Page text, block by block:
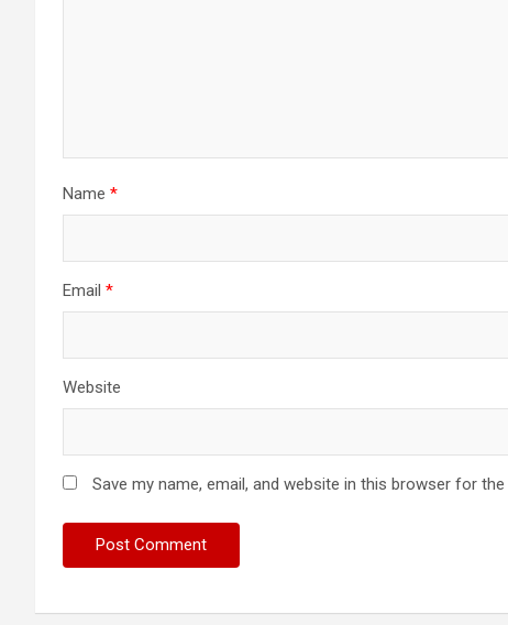
Name *
Email *
Website
Save my name, email, and website in this browser for